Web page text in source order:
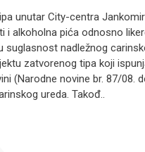
unutar City-centra
i alkoholna pića odnosno
suglasnost nadležnog
zatvorenog tipa koji
(Narodne novine br. 87/08.
ureda. Takođ..